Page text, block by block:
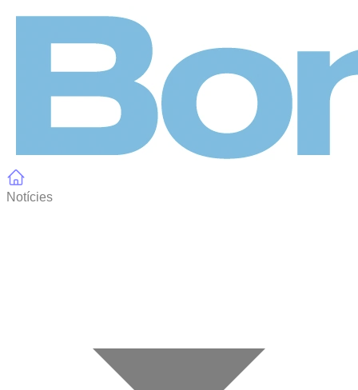
Notícies